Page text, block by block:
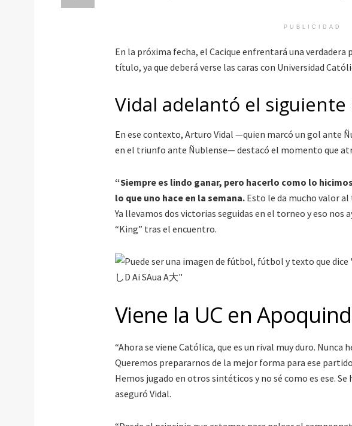
PUBLICIDAD
En la próxima fecha, el Cacique enfrentará una verdadera
título, ya que deberá verse las caras con Universidad
Vidal adelantó el
En ese contexto, Arturo Vidal —quien marcó un gol ante
en el triunfo ante Ñublense— destacó el momento que
“Siempre es lindo ganar, pero hacerlo como lo
lo que uno hace en la semana. Esto le da mucho valor al
Ya llevamos dos victorias seguidas en el torneo y eso nos
“King” tras el encuentro.
Viene la UC en
“Ahora se viene Católica, que es un rival muy duro. Nunca
Queremos prepararnos de la mejor forma para ese
Hemos jugado en otros sintéticos y no sé como es ese. Se
aseguró Vidal.